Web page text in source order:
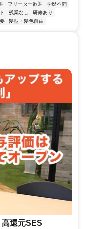
フリーター歓迎
学歴不問
残業なし
研修あり
髪型・髪色自由
還元SES